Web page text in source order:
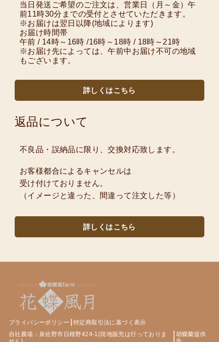
当日発送ご希望のご注文は、営業日（月～金）午
前11時30分までの受付とさせていただきます。
※お届けは翌日以降(地域によります)
お届け時間帯
午前 / 14時～16時 /16時～18時 / 18時～21時
※お届け先によっては、午前中お届け不可の地域
もございます。
詳しくはこちら
返品について
不良品・誤納品に限り、交換対応致します。
お客様都合によるキャンセルは
受け付けておりません。
（イメージと違った、間違って注文した等）
詳しくはこちら
プライバシーポリシー
特定商取引法に基づく表示
自社農場：泉佐野市日根野424-1(現地販売は行っておりま
胡蝶蘭提供